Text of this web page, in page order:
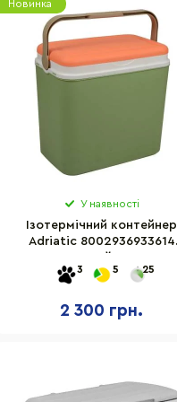
Новинка
У наявності
Ізотермічний контейнер
Adriatic 8002936933614
3 5 25
2 300 грн.